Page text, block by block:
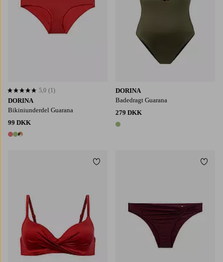
DORINA
Bikiniunderdel Guarana
99 DKK
3 farver
5,0 baseret på 1 bedømmelser
5,0 (1)
DORINA
Badedragt Guarana
279 DKK
1 farve
Tilføj til favoritter